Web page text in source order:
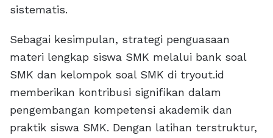
sistematis.
Sebagai kesimpulan, strategi penguasaan
materi lengkap siswa SMK melalui bank soal
SMK dan kelompok soal SMK di tryout.id
memberikan kontribusi signifikan dalam
pengembangan kompetensi akademik dan
praktik siswa SMK. Dengan latihan terstruktur,